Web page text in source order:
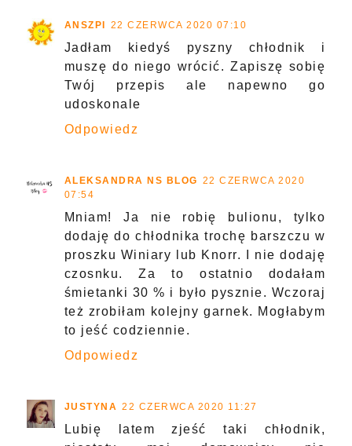
ANSZPI 22 CZERWCA 2020 07:10
Jadłam kiedyś pyszny chłodnik i
muszę do niego wrócić. Zapiszę sobię
Twój przepis ale napewno go
udoskonale
Odpowiedz
ALEKSANDRA NS BLOG 22 CZERWCA 2020
07:54
Mniam! Ja nie robię bulionu, tylko
dodaję do chłodnika trochę barszczu w
proszku Winiary lub Knorr. I nie dodaję
czosnku. Za to ostatnio dodałam
śmietanki 30 % i było pysznie. Wczoraj
też zrobiłam kolejny garnek. Mogłabym
to jeść codziennie.
Odpowiedz
JUSTYNA 22 CZERWCA 2020 11:27
Lubię latem zjeść taki chłodnik,